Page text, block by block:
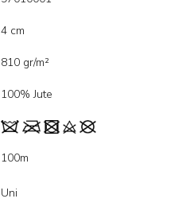
4 cm
810 gr/m²
100% Jute
100m
Uni